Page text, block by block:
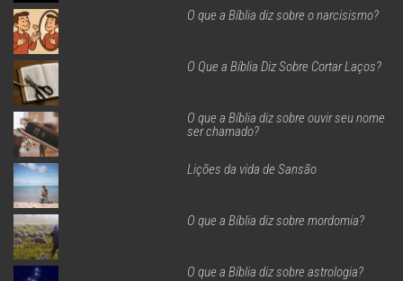
O que a Bíblia diz sobre o narcisismo?
O Que a Bíblia Diz Sobre Cortar Laços?
O que a Bíblia diz sobre ouvir seu nome
ser chamado?
Lições da vida de Sansão
O que a Bíblia diz sobre mordomia?
O que a Bíblia diz sobre astrologia?